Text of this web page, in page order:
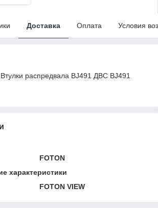
Доставка Оплата Условия
распредвала BJ491 ДВС BJ491
FOTON
характеристики
FOTON VIEW